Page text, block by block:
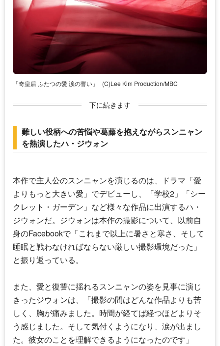
「奇皇后 ふたつの愛 涙の誓い」 (C)Lee Kim Production/MBC
下に続きます
難しい役柄への苦悩や葛藤を抱えながらスンニャン
を熱演したハ・ジウォン
本作で主人公のスンニャンを演じるのは、ドラマ「愛
よりもっと大きい愛」でデビューし、「学校2」「シー
クレット・ガーデン」など様々な作品に出演するハ・
ジウォンだ。ジウォンは本作の撮影について、以前自
身のFacebookで「これまで以上に暑さと寒さ、そして
睡眠と戦わなければならない厳しい撮影環境だった」
と振り返っている。
また、愛と復讐に揺れるスンニャンの姿を見事に演じ
きったジウォンは、「撮影の間はどんな作品よりも苦
しく、胸が痛みました。時間が経てば経つほどよりそ
う感じました。そして気付くようになり、涙が出まし
た。彼女のことを理解できるようになったのです」